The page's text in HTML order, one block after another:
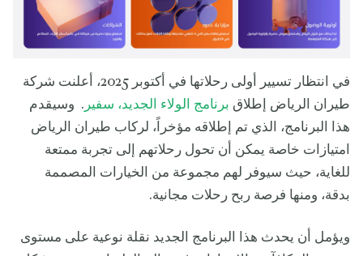
في انتظار تسيير أولى رحلاتها في أكتوبر 2025، أعلنت شركة
طيران الرياض إطلاق برنامج الولاء الجديد، سفير . وسيقدم
هذا البرنامج، الذي تم إطلاقه مؤخراً، لركاب طيران الرياض
امتيازات خاصة يمكن أن تحول رحلاتهم إلى تجربة ممتعة
للغاية، حيث سيوفر لهم مجموعة من الخيارات المصممة
بدقة، ومنها فرصة ربح رحلات مجانية.
ويؤمل أن يحدث هذا البرنامج الجديد نقلة نوعية على مستوى